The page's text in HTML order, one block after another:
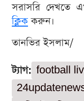
সরাসরি দেখতে
ক্লিককরুন।
তানভির ইসলাম/
ট্যাগ: football